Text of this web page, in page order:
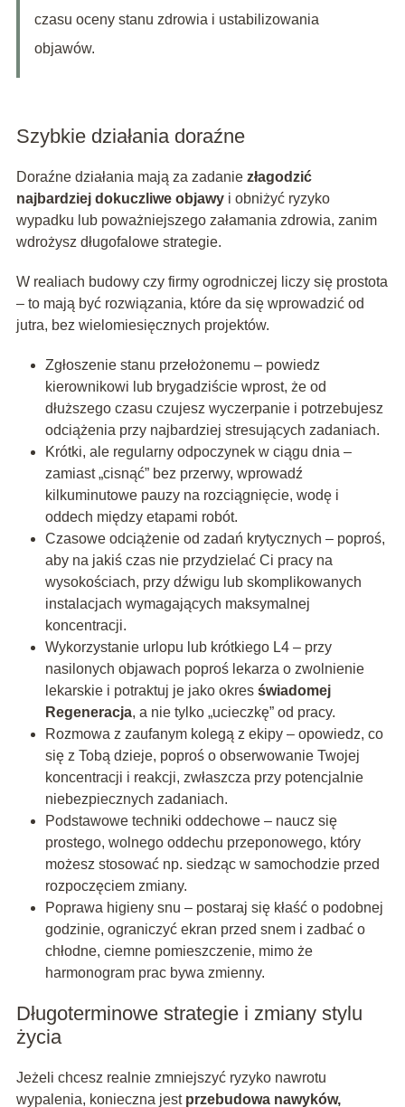
czasu oceny stanu zdrowia i ustabilizowania
objawów.
Szybkie działania doraźne
Doraźne działania mają za zadanie złagodzić
najbardziej dokuczliwe objawyi obniżyć ryzyko
wypadku lub poważniejszego załamania zdrowia, zanim
wdrożysz długofalowe strategie.
W realiach budowy czy firmy ogrodniczej liczy się prostota
– to mają być rozwiązania, które da się wprowadzić od
jutra, bez wielomiesięcznych projektów.
Zgłoszenie stanu przełożonemu – powiedz
kierownikowi lub brygadziście wprost, że od
dłuższego czasu czujesz wyczerpanie i potrzebujesz
odciążenia przy najbardziej stresujących zadaniach.
Krótki, ale regularny odpoczynek w ciągu dnia –
zamiast „cisnąć” bez przerwy, wprowadź
kilkuminutowe pauzy na rozciągnięcie, wodę i
oddech między etapami robót.
Czasowe odciążenie od zadań krytycznych – poproś,
aby na jakiś czas nie przydzielać Ci pracy na
wysokościach, przy dźwigu lub skomplikowanych
instalacjach wymagających maksymalnej
koncentracji.
Wykorzystanie urlopu lub krótkiego L4 – przy
nasilonych objawach poproś lekarza o zwolnienie
lekarskie i potraktuj je jako okres świadomej
Regeneracja, a nie tylko „ucieczkę” od pracy.
Rozmowa z zaufanym kolegą z ekipy – opowiedz, co
się z Tobą dzieje, poproś o obserwowanie Twojej
koncentracji i reakcji, zwłaszcza przy potencjalnie
niebezpiecznych zadaniach.
Podstawowe techniki oddechowe – naucz się
prostego, wolnego oddechu przeponowego, który
możesz stosować np. siedząc w samochodzie przed
rozpoczęciem zmiany.
Poprawa higieny snu – postaraj się kłaść o podobnej
godzinie, ograniczyć ekran przed snem i zadbać o
chłodne, ciemne pomieszczenie, mimo że
harmonogram prac bywa zmienny.
Długoterminowe strategie i zmiany stylu
życia
Jeżeli chcesz realnie zmniejszyć ryzyko nawrotu
wypalenia, konieczna jest przebudowa nawyków,